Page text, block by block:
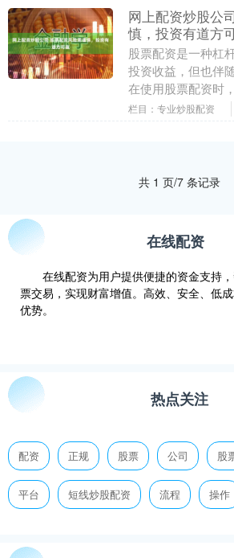
网上配资炒股公
慎，投资有道方
股票配资是一种杠
投资收益，但也伴
在使用股票配资时
网上配资炒股公司
栏目：专业炒股配资
共 1 页/7 条记录
在线配资
在线配资为用户提供便捷的资金支持
票交易，实现财富增值。高效、安全、低
优势。
热点关注
配资 正规 股票 公司 股
平台 短线炒股配资 流程 操作